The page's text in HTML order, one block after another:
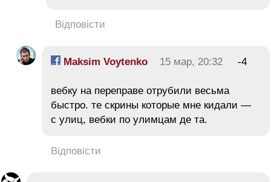
Відповісти
Maksim Voytenko 15 мар, 20:32 -4
вебку на переправе отрубили весьма
быстро. те скрины которые мне кидали —
с улиц, вебки по улимцам де та.
Відповісти